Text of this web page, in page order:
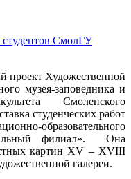
студентов СмолГУ
проект Художественной
музея-заповедника и
Смоленского
студенческих работ
образовательного
филиал». Она
картин XV – XVIII
галереи.